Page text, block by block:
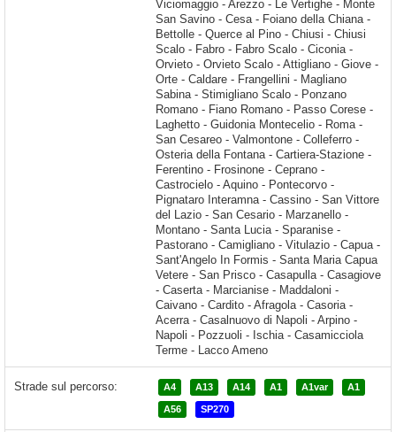
Strade sul percorso: A4 A13 A14 A1 A1var A1
A56 SP270